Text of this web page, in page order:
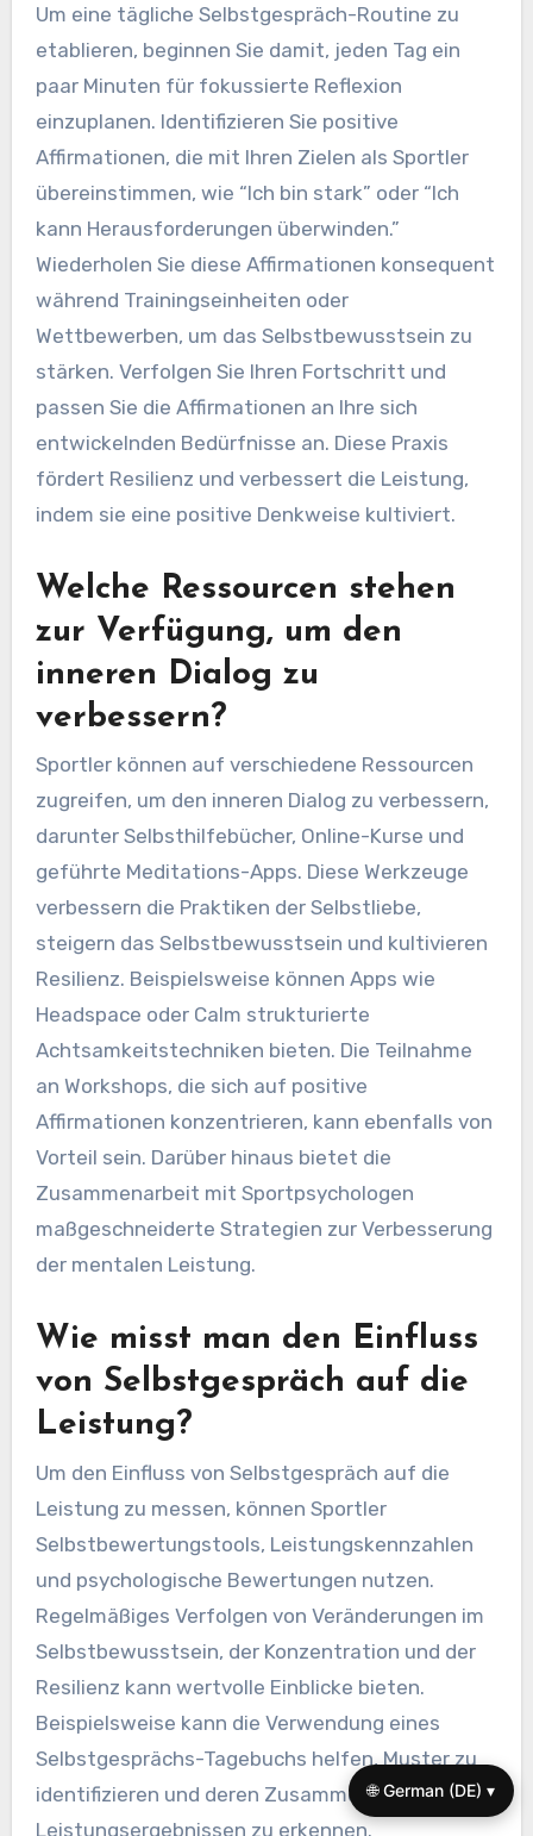
Um eine tägliche Selbstgespräch-Routine zu
etablieren, beginnen Sie damit, jeden Tag ein
paar Minuten für fokussierte Reflexion
einzuplanen. Identifizieren Sie positive
Affirmationen, die mit Ihren Zielen als Sportler
übereinstimmen, wie “Ich bin stark” oder “Ich
kann Herausforderungen überwinden.”
Wiederholen Sie diese Affirmationen konsequent
während Trainingseinheiten oder
Wettbewerben, um das Selbstbewusstsein zu
stärken. Verfolgen Sie Ihren Fortschritt und
passen Sie die Affirmationen an Ihre sich
entwickelnden Bedürfnisse an. Diese Praxis
fördert Resilienz und verbessert die Leistung,
indem sie eine positive Denkweise kultiviert.
Welche Ressourcen stehen
zur Verfügung, um den
inneren Dialog zu
verbessern?
Sportler können auf verschiedene Ressourcen
zugreifen, um den inneren Dialog zu verbessern,
darunter Selbsthilfebücher, Online-Kurse und
geführte Meditations-Apps. Diese Werkzeuge
verbessern die Praktiken der Selbstliebe,
steigern das Selbstbewusstsein und kultivieren
Resilienz. Beispielsweise können Apps wie
Headspace oder Calm strukturierte
Achtsamkeitstechniken bieten. Die Teilnahme
an Workshops, die sich auf positive
Affirmationen konzentrieren, kann ebenfalls von
Vorteil sein. Darüber hinaus bietet die
Zusammenarbeit mit Sportpsychologen
maßgeschneiderte Strategien zur Verbesserung
der mentalen Leistung.
Wie misst man den Einfluss
von Selbstgespräch auf die
Leistung?
Um den Einfluss von Selbstgespräch auf die
Leistung zu messen, können Sportler
Selbstbewertungstools, Leistungskennzahlen
und psychologische Bewertungen nutzen.
Regelmäßiges Verfolgen von Veränderungen im
Selbstbewusstsein, der Konzentration und der
Resilienz kann wertvolle Einblicke bieten.
Beispielsweise kann die Verwendung eines
Selbstgesprächs-Tagebuchs helfen, Muster zu
identifizieren und deren Zusammenhang mit den
Leistungsergebnissen zu erkennen.
🌐 German (DE) ▾